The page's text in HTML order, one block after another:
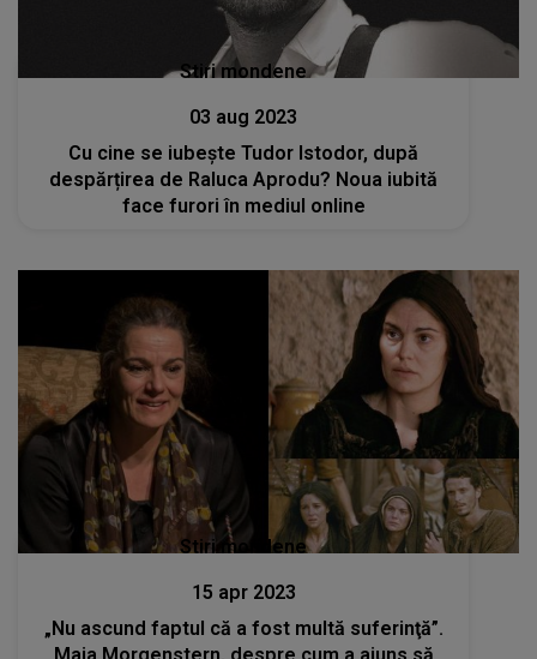
Stiri mondene
03 aug 2023
Cu cine se iubește Tudor Istodor, după
despărțirea de Raluca Aprodu? Noua iubită
face furori în mediul online
Stiri mondene
15 apr 2023
„Nu ascund faptul că a fost multă suferinţă”.
Maia Morgenstern, despre cum a ajuns să